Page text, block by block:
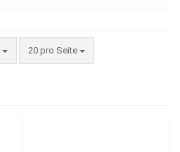
20 pro Seite
pro Seite